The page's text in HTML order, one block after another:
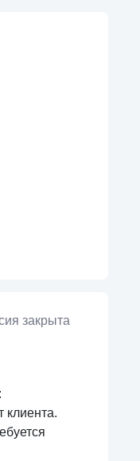
закрыта
клиента.